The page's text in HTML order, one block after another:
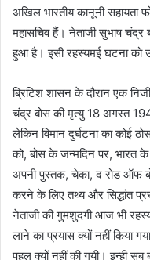
अखिल भारतीय कानूनी सहायता
महासचिव हैं। नेताजी सुभाष
हुआ है। इसी रहस्यमई घटना को
ब्रिटिश शासन के दौरान एक निजी
चंद्र बोस की मृत्यु 18 अगस्त
लेकिन विमान दुर्घटना का कोई
को, बोस के जन्मदिन पर, भारत
अपनी पुस्तक, चेका, द रोड ऑफ
करने के लिए तथ्य और सिद्धांत
नेताजी की गुमशुदगी आज भी
लाने का प्रयास क्यों नहीं किया
पहल क्यों नहीं की गयी। इन्ही